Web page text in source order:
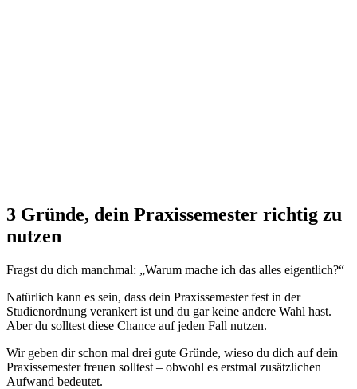
3 Gründe, dein Praxissemester richtig zu
nutzen
Fragst du dich manchmal: „Warum mache ich das alles eigentlich?“
Natürlich kann es sein, dass dein Praxissemester fest in der
Studienordnung verankert ist und du gar keine andere Wahl hast.
Aber du solltest diese Chance auf jeden Fall nutzen.
Wir geben dir schon mal drei gute Gründe, wieso du dich auf dein
Praxissemester freuen solltest – obwohl es erstmal zusätzlichen
Aufwand bedeutet.